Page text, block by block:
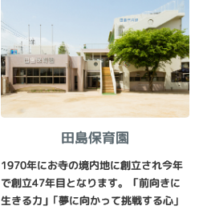
田島保育園
1970年にお寺の境内地に創立され今年
で創立47年目となります。「前向きに
生きる力」｢夢に向かって挑戦する心｣